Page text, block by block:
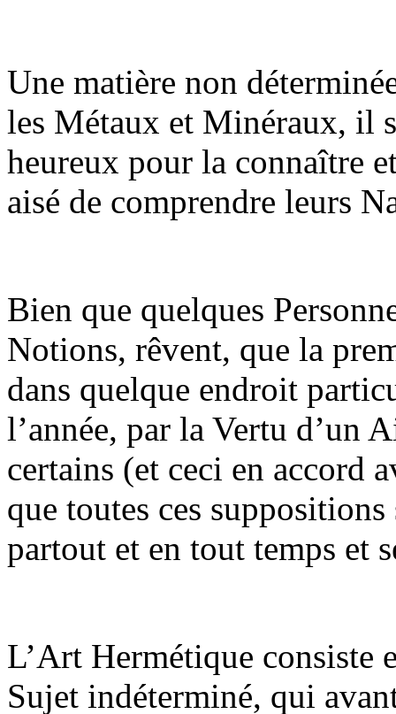
Une matière non
les Métaux et Minéraux, il
heureux pour la connaître
aisé de comprendre leurs
Bien que quelques
Notions, rêvent, que la
dans quelque endroit
l’année, par la Vertu d’un
certains (et ceci en accord
que toutes ces
partout et en tout temps et
L’Art Hermétique consiste
Sujet indéterminé, qui